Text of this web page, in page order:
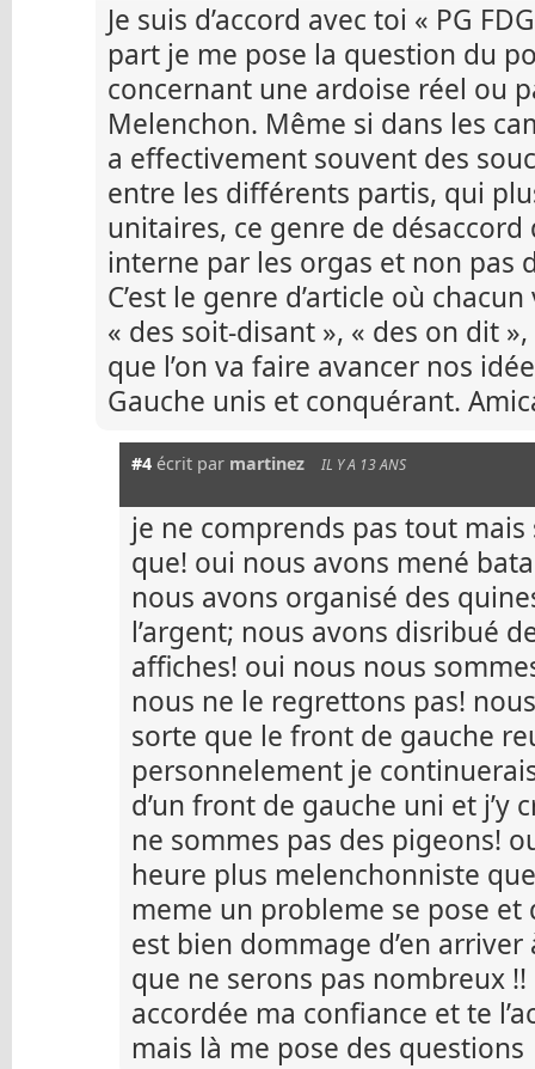
Je suis d’accord avec toi « PG
part je me pose la question du
concernant une ardoise réel ou
Melenchon. Même si dans les
a effectivement souvent des
entre les différents partis, qui
unitaires, ce genre de
interne par les orgas et non pas
C’est le genre d’article où
« des soit-disant », « des on dit
que l’on va faire avancer nos
Gauche unis et conquérant.
#4 écrit par martinez IL Y A 13 ANS
je ne comprends pas tout
que! oui nous avons mené
nous avons organisé des
l’argent; nous avons disribué
affiches! oui nous nous
nous ne le regrettons pas!
sorte que le front de gauche
personnelement je
d’un front de gauche uni et j’y
ne sommes pas des pigeons!
heure plus melenchonniste
meme un probleme se pose
est bien dommage d’en
que ne serons pas nombreux
accordée ma confiance et te
mais là me pose des questions